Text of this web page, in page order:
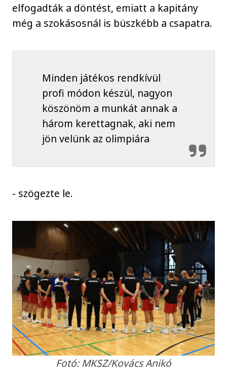
elfogadták a döntést, emiatt a kapitány
még a szokásosnál is büszkébb a csapatra.
Minden játékos rendkívül
profi módon készül, nagyon
köszönöm a munkát annak a
három kerettagnak, aki nem
jön velünk az olimpiára
- szögezte le.
Fotó: MKSZ/Kovács Anikó